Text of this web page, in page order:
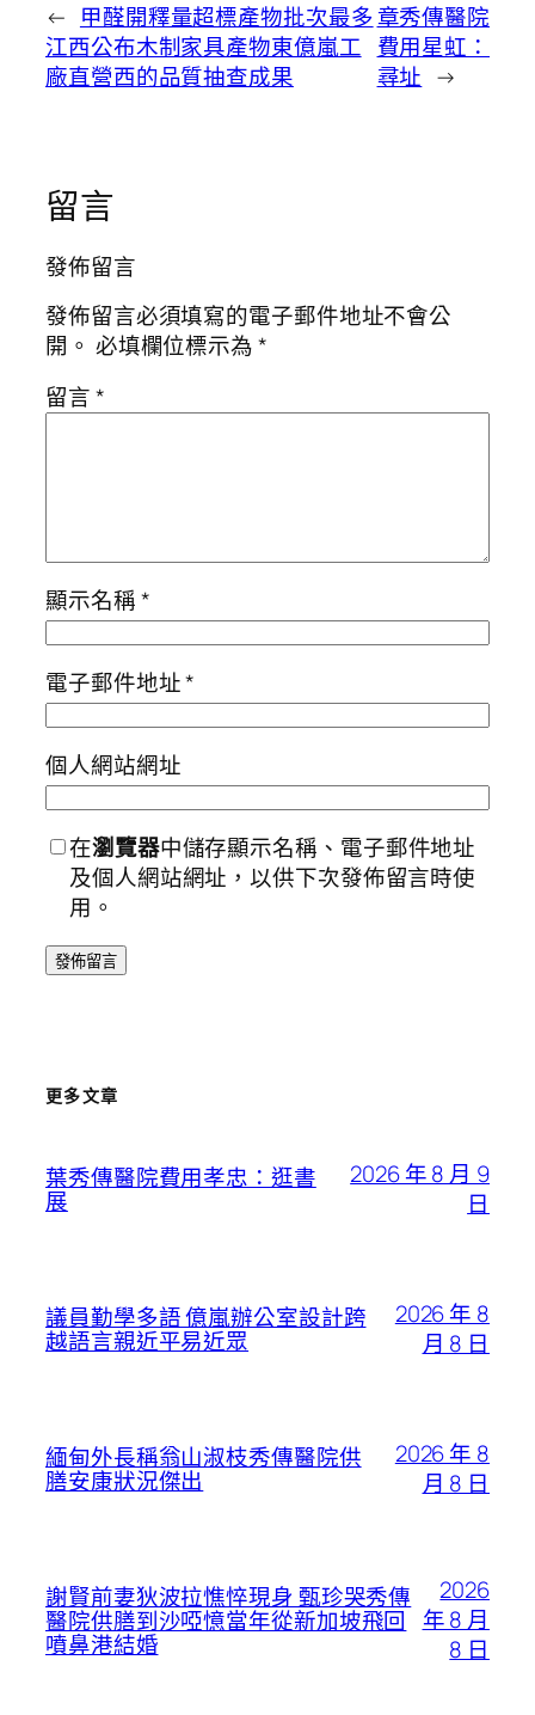
← 甲醛開釋量超標產物批次最多
江西公布木制家具產物東億嵐工
廠直營西的品質抽查成果
章秀傳醫院
費用星虹：
尋址 →
留言
發佈留言
發佈留言必須填寫的電子郵件地址不會公
開。 必填欄位標示為*
留言*
顯示名稱*
電子郵件地址*
個人網站網址
在瀏覽器中儲存顯示名稱、電子郵件地址
及個人網站網址，以供下次發佈留言時使
用。
更多文章
葉秀傳醫院費用孝忠：逛書
展
2026 年 8 月 9
日
議員勤學多語 億嵐辦公室設計跨
越語言親近平易近眾
2026 年 8
月 8 日
緬甸外長稱翁山淑枝秀傳醫院供
膳安康狀況傑出
2026 年 8
月 8 日
謝賢前妻狄波拉憔悴現身 甄珍哭秀傳
醫院供膳到沙啞憶當年從新加坡飛回
噴鼻港結婚
2026
年 8 月
8 日